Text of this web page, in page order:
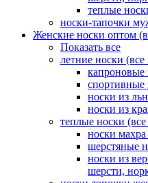
теплые
носки-тапочки
Женские носки оптом
Показать все
летние носки
капроновые
спортивные
носки из
носки из
теплые носки
носки
шерстяные
носки из
шерсти,